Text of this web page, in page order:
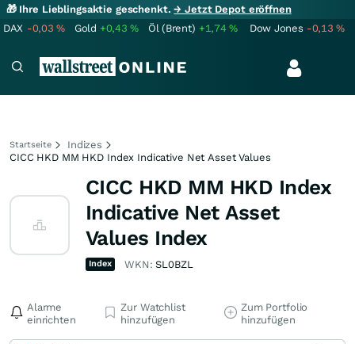
🎁 Ihre Lieblingsaktie geschenkt.→ Jetzt Depot eröffnen
DAX -0,03% Gold +0,43% Öl (Brent) +1,74% Dow Jones -0,13%
Startseite
Indizes
CICC HKD MM HKD Index Indicative Net Asset Values
CICC HKD MM HKD Index
Indicative Net Asset
Values Index
Index WKN:SL0BZL
Alarme
einrichten
Zur Watchlist
hinzufügen
Zum Portfolio
hinzufügen